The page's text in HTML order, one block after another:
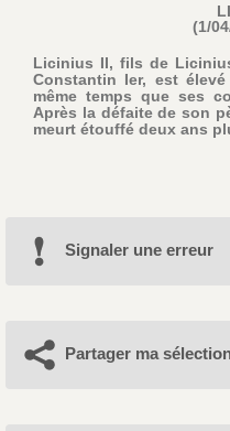
(1/
Licinius II, fils de
Constantin Ier, est
même temps que ses
Après la défaite de son
meurt étouffé deux ans
Signaler une erreur
Partager ma